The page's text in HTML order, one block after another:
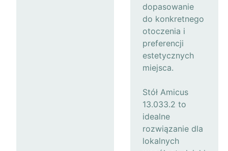
dopasowanie
do konkretnego
otoczenia i
preferencji
estetycznych
miejsca.
Stół Amicus
13.033.2 to
idealne
rozwiązanie dla
lokalnych